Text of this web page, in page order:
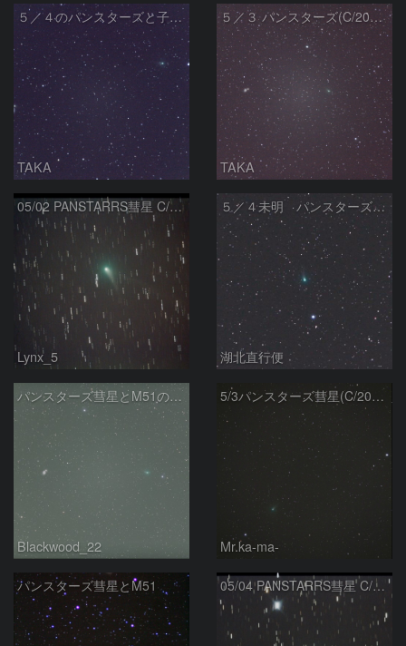
５／４のパンスターズと子持ち銀河
TAKA
５／３ パンスターズ(C/2012K1)＆Ｍ５１
TAKA
05/02 PANSTARRS彗星 C/2012 K1
Lynx_5
５／４未明 パンスターズ彗星（C/2012 K1）
湖北直行便
パンスターズ彗星とM51の接近
Blackwood_22
5/3パンスターズ彗星(C/2012K1)とM51銀河
Mr.ka-ma-
パンスターズ彗星とM51 05/04 PANSTARRS彗星 C/2012 K1